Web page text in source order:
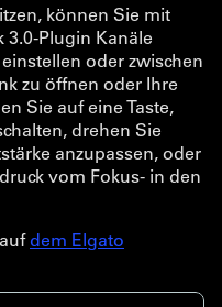
können Sie mit
3.0-Plugin Kanäle
oder zwischen
zu öffnen oder Ihre
Sie auf eine Taste,
drehen Sie
anzupassen, oder
vom Fokus- in den
dem Elgato